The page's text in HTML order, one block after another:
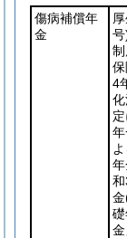
傷病補償年
金
号
4
金